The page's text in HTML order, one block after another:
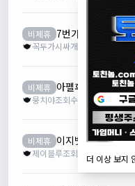
비제휴 7번가후기
꼭두가시싸개
비제휴 아펠후기
뭉치야조회수 99 추천 0
비제휴 이지벳 후기
제이블루조회수 85 추천 0
더 이상 보지